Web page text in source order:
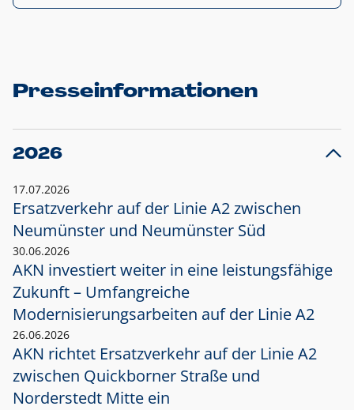
Presseinformationen
2026
17.07.2026
Ersatzverkehr auf der Linie A2 zwischen
Neumünster und Neumünster Süd
30.06.2026
AKN investiert weiter in eine leistungsfähige
Zukunft – Umfangreiche
Modernisierungsarbeiten auf der Linie A2
26.06.2026
AKN richtet Ersatzverkehr auf der Linie A2
zwischen Quickborner Straße und
Norderstedt Mitte ein